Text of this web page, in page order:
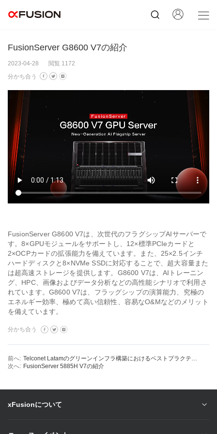
FusionServer G8600 V7の紹介
2023-04-28
閲覧 1172
分かち合う
FusionServer G8600 V7は、次世代のフラグシップAIサーバーで
す。8×GPUモジュールをサポートし、12×標準PCIeカードと
2×OCPカードの拡張能力を備えています。また、25×2.5インチ
ハードディスクと8×NVMe SSDに対応することで、超大容量また
は超高速ストレージを提供します。G8600 V7は、AIトレーニン
グ、HPC、画像およびデータ分析などの高性能シナリオで利用さ
れています。G8600 V7は、フラッグシップの演算能力、究極の
エネルギー効率、極めて高い信頼性、容易なO&Mなどのメリット
を備えています。
分かち合う
前へ:
Telconet Latamのグリーンインフラ構築におけるベストプラクティス
次へ: FusionServer 5885H V7の紹介
xFusionについて